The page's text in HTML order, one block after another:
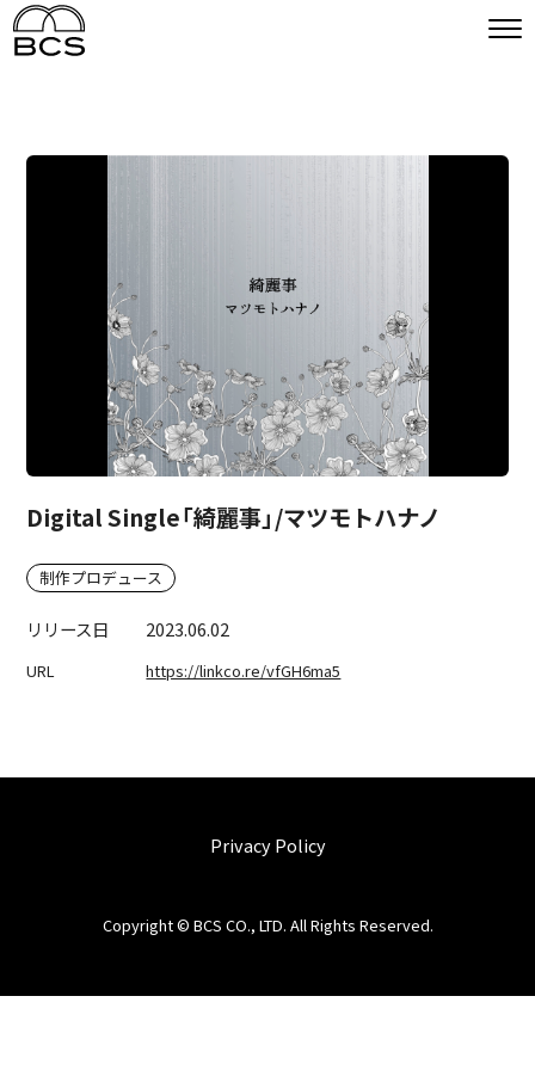
Digital Single「綺麗事」/マツモトハナノ
制作プロデュース
リリース日 2023.06.02
URL https://linkco.re/vfGH6ma5
Privacy Policy
Copyright © BCS CO., LTD. All Rights Reserved.